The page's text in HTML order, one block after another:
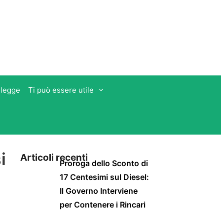
Ti può essere utile
Articoli recentiProroga dello Sconto di
17 Centesimi sul Diesel:
Il Governo Interviene
per Contenere i Rincari